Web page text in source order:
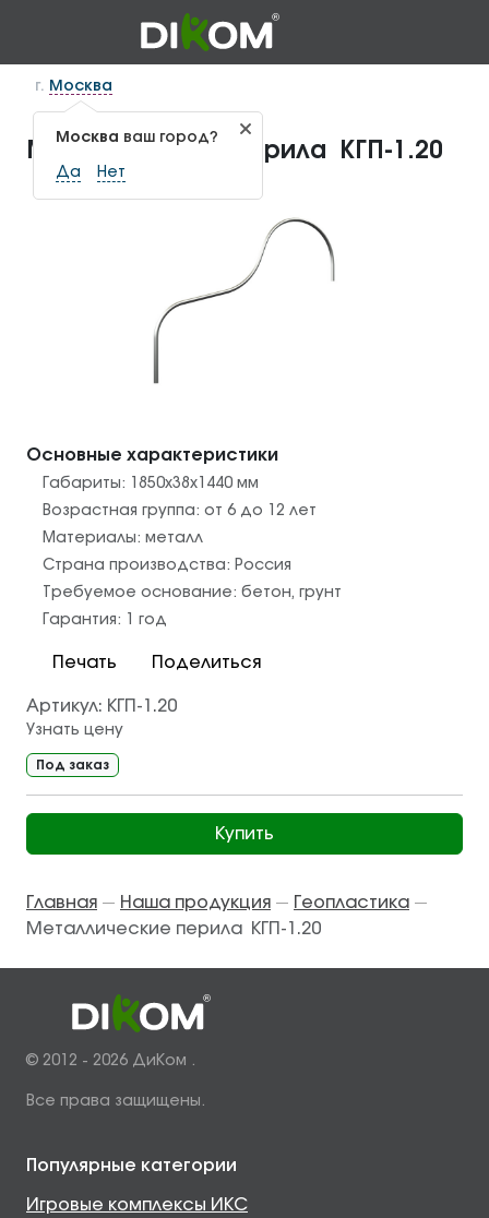
г. Москва
Москва ваш город?
Да Нет
Металлические перила КГП-1.20
Основные характеристики
Габариты: 1850x38x1440 мм
Возрастная группа: от 6 до 12 лет
Материалы: металл
Страна производства: Россия
Требуемое основание: бетон, грунт
Гарантия:
1 год
Печать Поделиться
Артикул: КГП-1.20
Узнать цену
Под заказ
Купить
Главная — Наша продукция — Геопластика —
Металлические перила КГП-1.20
© 2012 - 2026 ДиКом .
Все права защищены.
Популярные категории
Игровые комплексы ИКС